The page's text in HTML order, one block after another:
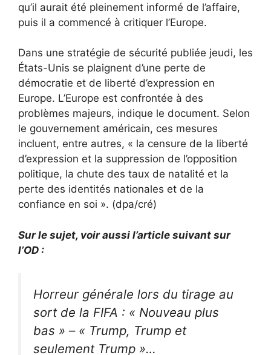
qu’il aurait été pleinement informé de l’affaire,
puis il a commencé à critiquer l’Europe.
Dans une stratégie de sécurité publiée jeudi, les
États-Unis se plaignent d’une perte de
démocratie et de liberté d’expression en
Europe. L’Europe est confrontée à des
problèmes majeurs, indique le document. Selon
le gouvernement américain, ces mesures
incluent, entre autres, « la censure de la liberté
d’expression et la suppression de l’opposition
politique, la chute des taux de natalité et la
perte des identités nationales et de la
confiance en soi ». (dpa/cré)
Sur le sujet, voir aussi l’article suivant sur
l’OD :
Horreur générale lors du tirage au
sort de la FIFA : « Nouveau plus
bas » – « Trump, Trump et
seulement Trump »…